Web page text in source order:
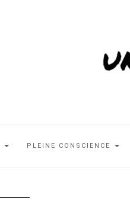
PLEINE CONSCIENCE